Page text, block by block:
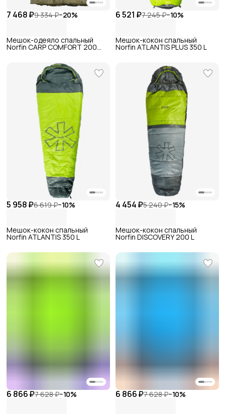
7 468 ₽9 334 ₽−20%
Мешок-одеяло спальный
Norfin CARP COMFORT 200
6 521 ₽7 245 ₽−10%
Мешок-кокон спальный
Norfin ATLANTIS PLUS 350 L
5 958 ₽6 619 ₽−10%
Мешок-кокон спальный
Norfin ATLANTIS 350 L
4 454 ₽5 240 ₽−15%
Мешок-кокон спальный
Norfin DISCOVERY 200 L
6 866 ₽7 628 ₽−10% 6 866 ₽7 628 ₽−10%